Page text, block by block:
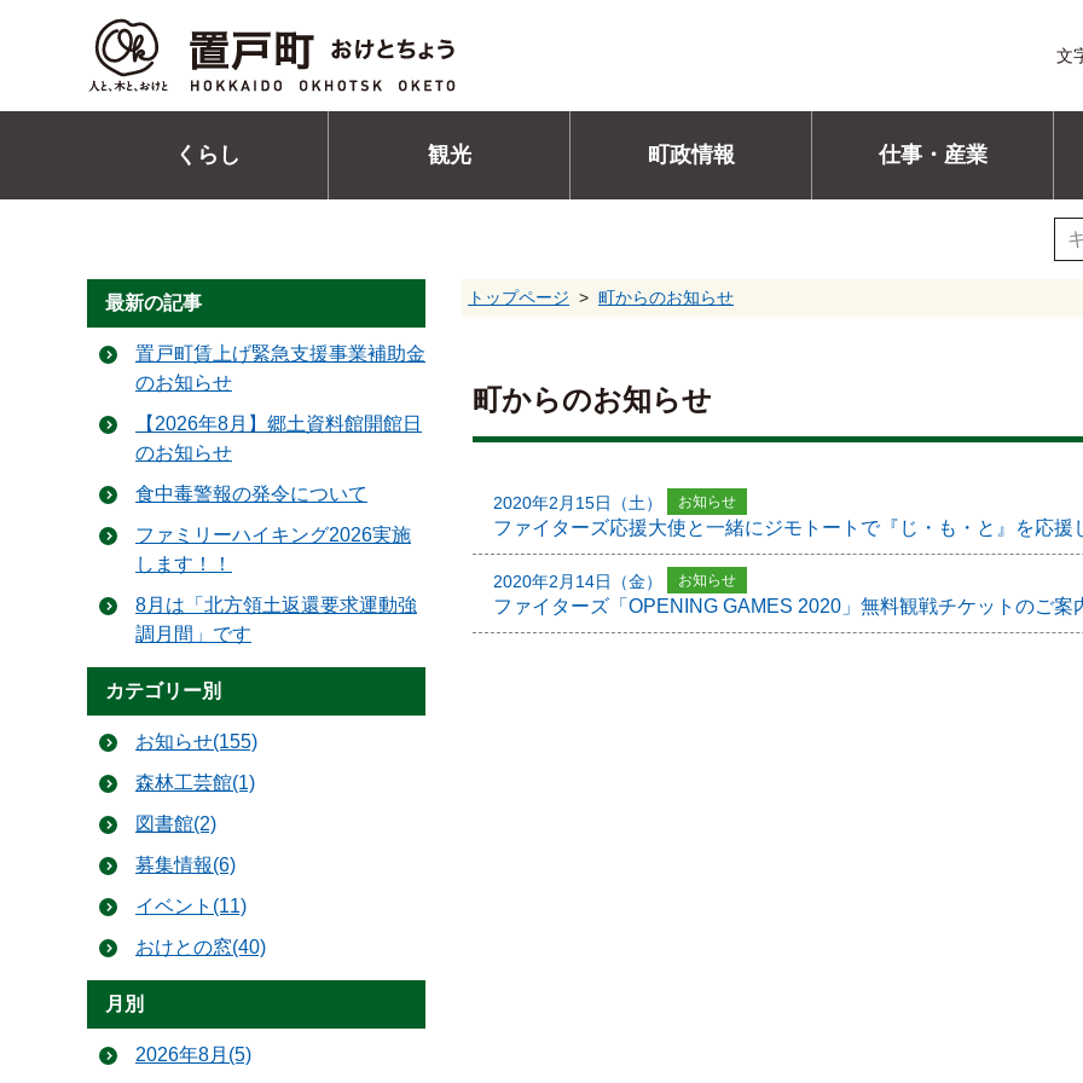
文
くらし 観光 町政情報 仕事・産業
トップページ 町からのお知らせ
町からのお知らせ
2020年2月15日（土） お知らせ
ファイターズ応援大使と一緒にジモトートで『じ・も・と』を応援
2020年2月14日（金） お知らせ
ファイターズ「OPENING GAMES 2020」無料観戦チケットのご案
最新の記事
置戸町賃上げ緊急支援事業補助金
のお知らせ
【2026年8月】郷土資料館開館日
のお知らせ
食中毒警報の発令について
ファミリーハイキング2026実施
します！！
8月は「北方領土返還要求運動強
調月間」です
カテゴリー別
お知らせ(155)
森林工芸館(1)
図書館(2)
募集情報(6)
イベント(11)
おけとの窓(40)
月別
2026年8月(5)